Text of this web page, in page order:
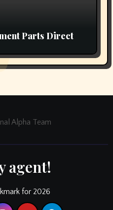
Parts Direct
Alpha Team
agent!
for 2026